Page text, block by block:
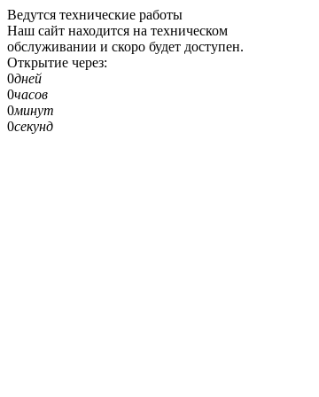
Ведутся технические работы
Наш сайт находится на техническом
обслуживании и скоро будет доступен.
Открытие через:
0дней
0часов
0минут
0секунд